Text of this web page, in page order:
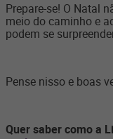
Prepare-se! O Natal
meio do caminho e
podem se
Pense nisso e boas
Quer saber como a